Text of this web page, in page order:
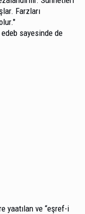
Farzları
saye­sinde de
yaatılan ve “eşref-i